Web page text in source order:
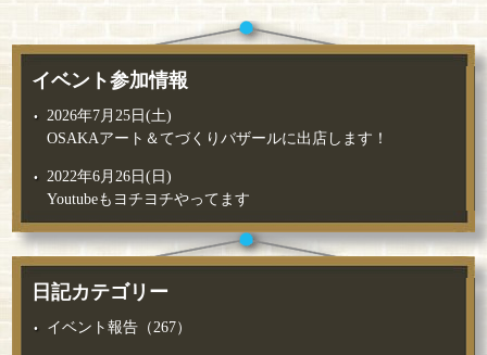
イベント参加情報
2026年7月25日(土)
OSAKAアート＆てづくりバザールに出店します！
2022年6月26日(日)
Youtubeもヨチヨチやってます
日記カテゴリー
イベント報告（267）